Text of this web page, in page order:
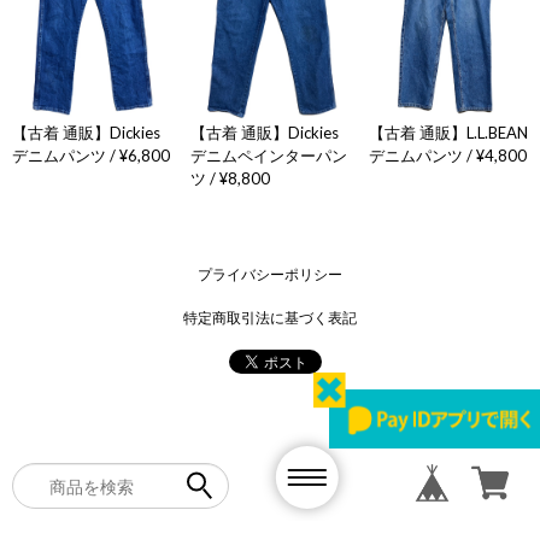
【古着 通販】Dickies
デニムパンツ / ¥6,800
【古着 通販】Dickies
デニムペインターパン
ツ / ¥8,800
【古着 通販】L.L.BEAN
デニムパンツ / ¥4,800
プライバシーポリシー
特定商取引法に基づく表記